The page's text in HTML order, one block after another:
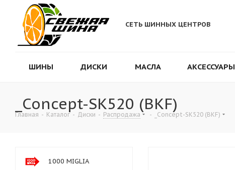
СЕТЬ ШИННЫХ ЦЕНТРОВ
ШИНЫ ДИСКИ МАСЛА АКСЕССУАРЫ
_Concept-SK520 (BKF)
Главная - Каталог - Диски - Распродажа - _Concept-SK520 (BKF)
1000 MIGLIA